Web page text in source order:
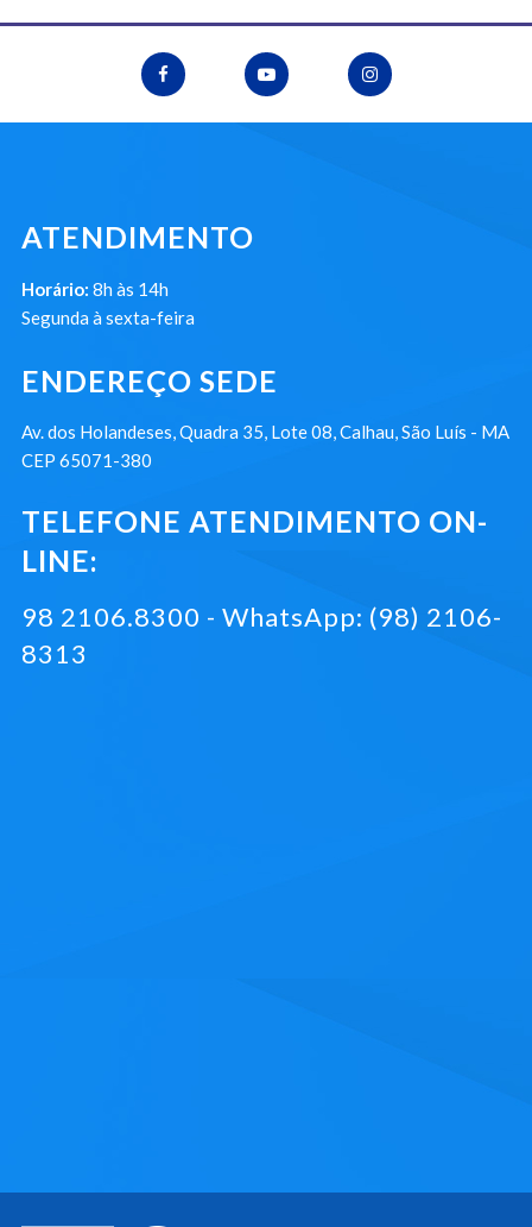
ATENDIMENTO
Horário: 8h às 14h
Segunda à sexta-feira
ENDEREÇO SEDE
Av. dos Holandeses, Quadra 35, Lote 08, Calhau, São Luís - MA
CEP 65071-380
TELEFONE ATENDIMENTO ON-
LINE:
98 2106.8300 - WhatsApp: (98) 2106-
8313